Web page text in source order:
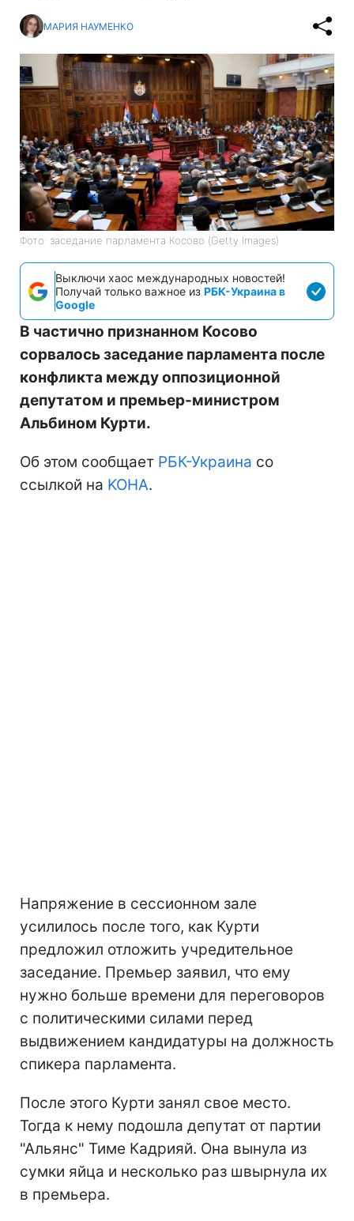
МАРИЯ НАУМЕНКО
Фото: заседание парламента Косово (Getty Images)
Выключи хаос международных новостей!
Получай только важное из РБК-Украина в
Google
В частично признанном Косово
сорвалось заседание парламента после
конфликта между оппозиционной
депутатом и премьер-министром
Альбином Курти.
Об этом сообщает РБК-Украина со
ссылкой на KOHA.
Напряжение в сессионном зале
усилилось после того, как Курти
предложил отложить учредительное
заседание. Премьер заявил, что ему
нужно больше времени для переговоров
с политическими силами перед
выдвижением кандидатуры на должность
спикера парламента.
После этого Курти занял свое место.
Тогда к нему подошла депутат от партии
"Альянс" Тиме Кадрияй. Она вынула из
сумки яйца и несколько раз швырнула их
в премьера.